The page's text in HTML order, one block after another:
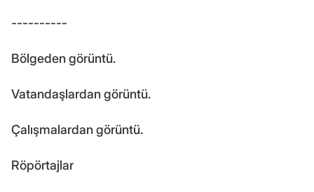
----------
Bölgeden görüntü.
Vatandaşlardan görüntü.
Çalışmalardan görüntü.
Röpörtajlar